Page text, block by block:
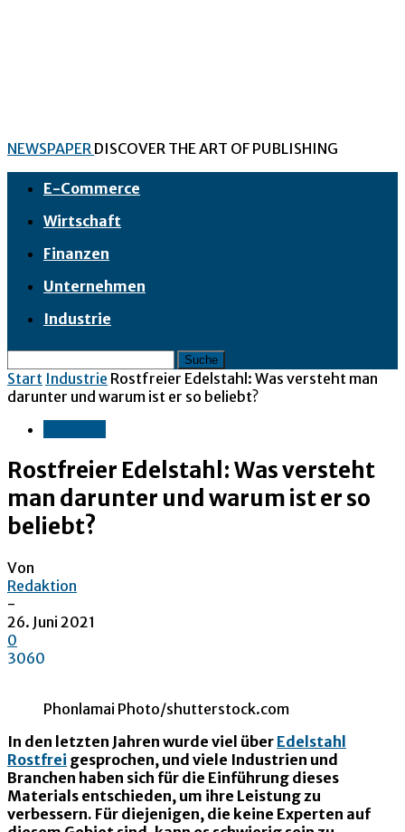
NEWSPAPER DISCOVER THE ART OF PUBLISHING
E-Commerce
Wirtschaft
Finanzen
Unternehmen
Industrie
Start Industrie Rostfreier Edelstahl: Was versteht man
darunter und warum ist er so beliebt?
Rostfreier Edelstahl: Was versteht
man darunter und warum ist er so
beliebt?
Von
Redaktion
-
26. Juni 2021
0
3060
Phonlamai Photo/shutterstock.com
In den letzten Jahren wurde viel über Edelstahl
Rostfrei gesprochen, und viele Industrien und
Branchen haben sich für die Einführung dieses
Materials entschieden, um ihre Leistung zu
verbessern. Für diejenigen, die keine Experten auf